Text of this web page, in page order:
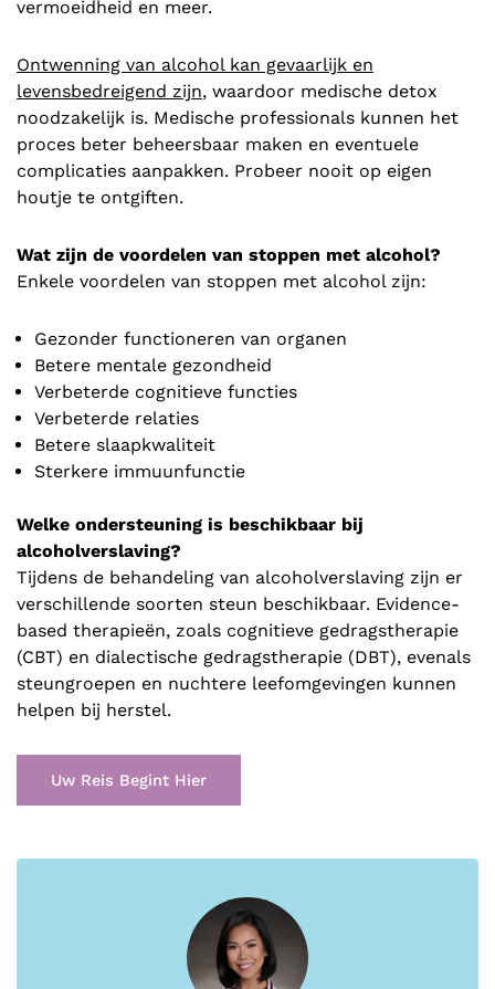
vermoeidheid en meer.
Ontwenning van alcohol kan gevaarlijk en
levensbedreigend zijn, waardoor medische detox
noodzakelijk is. Medische professionals kunnen het
proces beter beheersbaar maken en eventuele
complicaties aanpakken. Probeer nooit op eigen
houtje te ontgiften.
Wat zijn de voordelen van stoppen met alcohol?
Enkele voordelen van stoppen met alcohol zijn:
Gezonder functioneren van organen
Betere mentale gezondheid
Verbeterde cognitieve functies
Verbeterde relaties
Betere slaapkwaliteit
Sterkere immuunfunctie
Welke ondersteuning is beschikbaar bij
alcoholverslaving?
Tijdens de behandeling van alcoholverslaving zijn er
verschillende soorten steun beschikbaar. Evidence-
based therapieën, zoals cognitieve gedragstherapie
(CBT) en dialectische gedragstherapie (DBT), evenals
steungroepen en nuchtere leefomgevingen kunnen
helpen bij herstel.
Uw Reis Begint Hier